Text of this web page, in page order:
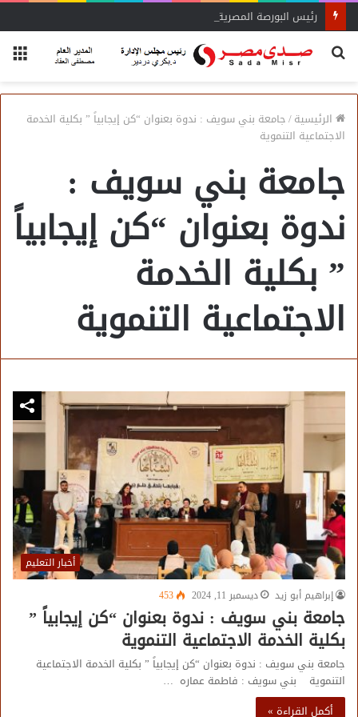
رئيس البورصة المصرية يلتقي رئيس جهاز التمثيل التجاري
بحث
الرئيسية/جامعة بني سويف : ندوة بعنوان “كن إيجابياً ” بكلية الخدمة
الاجتماعية التنموية
جامعة بني سويف :
ندوة بعنوان “كن إيجابياً
” بكلية الخدمة
الاجتماعية التنموية
أخبار التعليم
إبراهيم أبو زيد
ديسمبر 11, 2024 453
جامعة بني سويف : ندوة بعنوان “كن إيجابياً ”
بكلية الخدمة الاجتماعية التنموية
جامعة بني سويف : ندوة بعنوان “كن إيجابياً ” بكلية الخدمة الاجتماعية
التنموية بني سويف : فاطمة عماره …
أكمل القراءة »